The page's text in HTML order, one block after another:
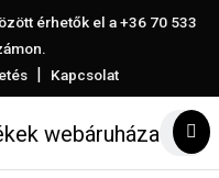
érhetők el a+36 70 533
| Kapcsolat